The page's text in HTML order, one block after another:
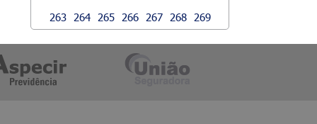
263
264 265 266 267 268 269